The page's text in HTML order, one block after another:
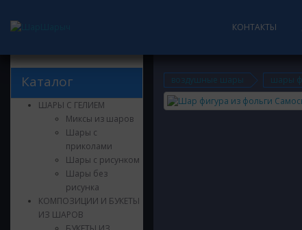
КОНТАКТЫ
Каталог
ШАРЫ С ГЕЛИЕМ
Миксы из шаров
Шары с
приколами
Шары с рисунком
Шары без
рисунка
КОМПОЗИЦИИ И БУКЕТЫ
ИЗ ШАРОВ
воздушные шары шары